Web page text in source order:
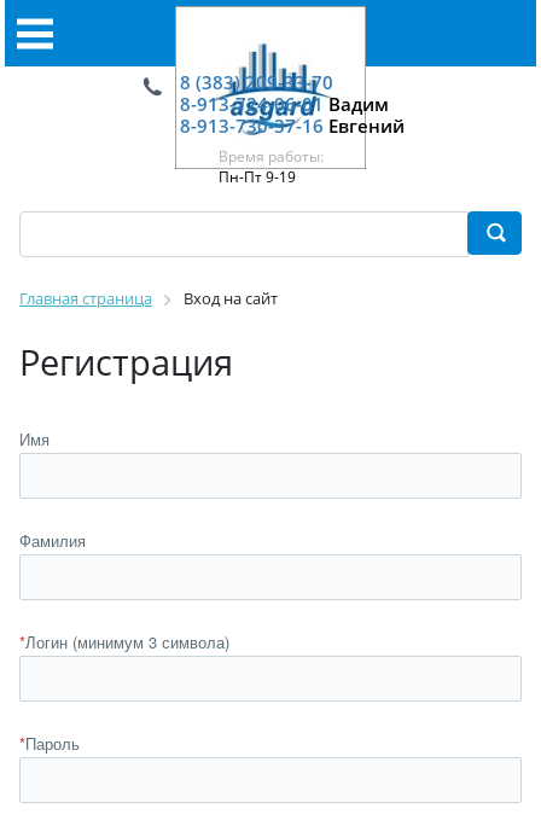
8 (383) 209-33-70
8-913-724-06-01Вадим
8-913-730-37-16 Евгений
Время работы:
Пн-Пт 9-19
Главная страница Вход на сайт
Регистрация
Имя
Фамилия
*Логин (минимум 3 символа)
*Пароль